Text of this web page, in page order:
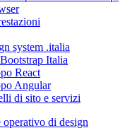
system .italia
Italia
React
Angular
di sito e servizi
operativo di design